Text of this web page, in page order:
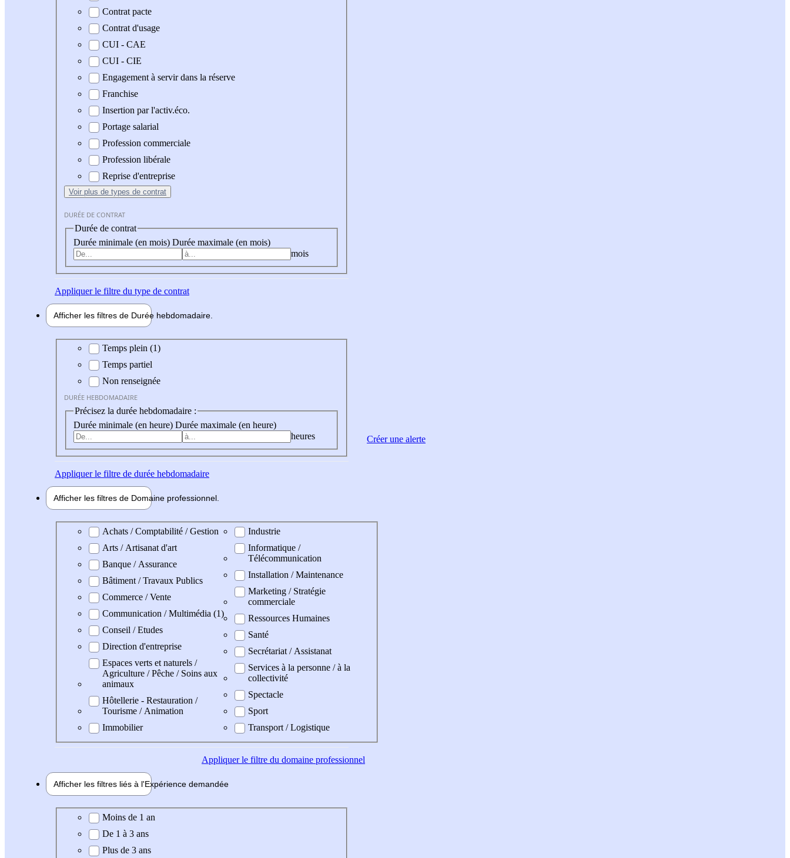
Contrat pacte
Contrat d'usage
CUI - CAE
CUI - CIE
Engagement à servir dans la réserve
Franchise
Insertion par l'activ.éco.
Portage salarial
Profession commerciale
Profession libérale
Reprise d'entreprise
Voir plus de types de contrat
DURÉE DE CONTRAT
Durée de contrat
Durée minimale (en mois) Durée maximale (en mois)
mois
Appliquerle filtre du type de contrat
Afficher les filtres de Durée hebdomadaire
Durée hebdomadaire
Temps plein (1)
Temps partiel
Non renseignée
DURÉE HEBDOMADAIRE
Précisez la durée hebdomadaire :
Durée minimale (en heure) Durée maximale (en heure)
heures
Appliquerle filtre de durée hebdomadaire
Afficher les filtres de Domaine professionnel
Domaine professionel
Achats / Comptabilité / Gestion
Arts / Artisanat d'art
Banque / Assurance
Bâtiment / Travaux Publics
Commerce / Vente
Communication / Multimédia (1)
Conseil / Etudes
Direction d'entreprise
Espaces verts et naturels /
Agriculture / Pêche / Soins aux
animaux
Hôtellerie - Restauration /
Tourisme / Animation
Immobilier
Industrie
Informatique /
Télécommunication
Installation / Maintenance
Marketing / Stratégie
commerciale
Ressources Humaines
Santé
Secrétariat / Assistanat
Services à la personne / à la
collectivité
Spectacle
Sport
Transport / Logistique
Appliquerle filtre du domaine professionnel
Afficher les filtres liés à l'Expérience demandée
Expérience demandée
Moins de 1 an
De 1 à 3 ans
Plus de 3 ans
Créer une alerte